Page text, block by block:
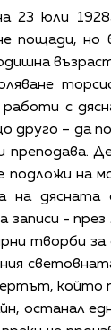
23 юли
пощади, но
с
друго – да
преподава.
подложи на
на
записи -
творби
който
останал